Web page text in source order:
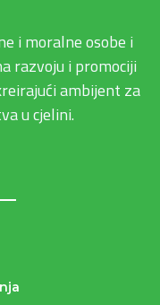
i moralne osobe i
razvoju i promociji
ambijent za
u cjelini.